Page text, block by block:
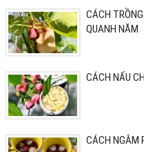
CÁCH
QUANH NĂM
CÁCH NẤU
CÁCH NGÂM